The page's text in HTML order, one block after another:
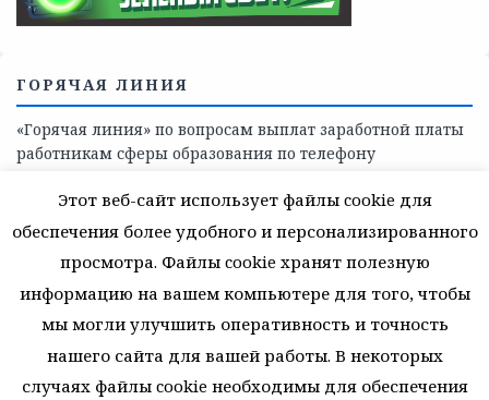
области
СКАЖИ КОРРУПЦИИ — НЕТ
Этот веб-сайт использует файлы cookie для
обеспечения более удобного и персонализированного
просмотра. Файлы cookie хранят полезную
информацию на вашем компьютере для того, чтобы
мы могли улучшить оперативность и точность
нашего сайта для вашей работы. В некоторых
случаях файлы cookie необходимы для обеспечения